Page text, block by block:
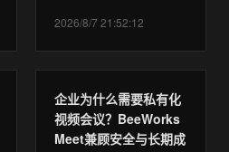
2026/8/7 21:52:12
企业为什么需要私有化
视频会议？BeeWorks
Meet兼顾安全与长期成